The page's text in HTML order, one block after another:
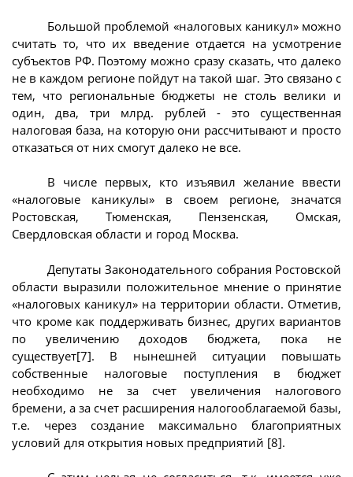
Большой проблемой «налоговых каникул» можно
считать то, что их введение отдается на усмотрение
субъектов РФ. Поэтому можно сразу сказать, что далеко
не в каждом регионе пойдут на такой шаг. Это связано с
тем, что региональные бюджеты не столь велики и
один, два, три млрд. рублей - это существенная
налоговая база, на которую они рассчитывают и просто
отказаться от них смогут далеко не все.
В числе первых, кто изъявил желание ввести
«налоговые каникулы» в своем регионе, значатся
Ростовская, Тюменская, Пензенская, Омская,
Свердловская области и город Москва.
Депутаты Законодательного собрания Ростовской
области выразили положительное мнение о принятие
«налоговых каникул» на территории области. Отметив,
что кроме как поддерживать бизнес, других вариантов
по увеличению доходов бюджета, пока не
существует[7]. В нынешней ситуации повышать
собственные налоговые поступления в бюджет
необходимо не за счет увеличения налогового
бремени, а за счет расширения налогооблагаемой базы,
т.е. через создание максимально благоприятных
условий для открытия новых предприятий [8].